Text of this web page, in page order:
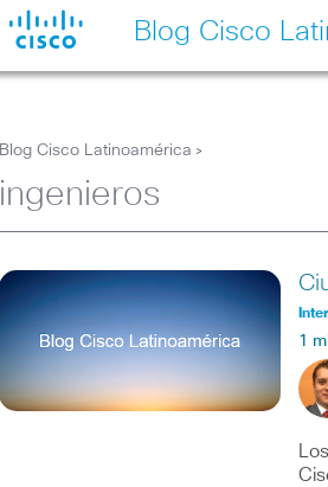
Blog Cisco
Blog Cisco Latinoamérica >
ingenieros
1